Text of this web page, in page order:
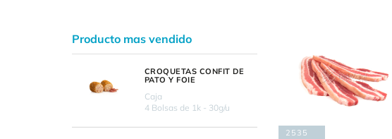
Producto mas vendido
CROQUETAS CONFIT DE
PATO Y FOIE
Caja
4 Bolsas de 1k - 30g/u
2535